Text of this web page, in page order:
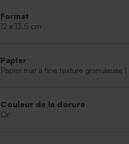
Format
12 x 13,5 cm
Papier
Papier mat à fine texture granuleuse
Couleur de la dorure
Or